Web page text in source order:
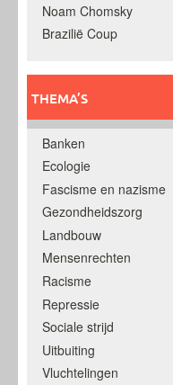
Noam Chomsky
Brazilië Coup
THEMA’S
Banken
Ecologie
Fascisme en nazisme
Gezondheidszorg
Landbouw
Mensenrechten
Racisme
Repressie
Sociale strijd
Uitbuiting
Vluchtelingen